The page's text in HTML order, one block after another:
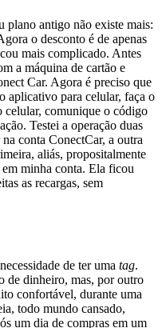
plano antigo não existe mais:
o desconto é de apenas
mais complicado. Antes
a máquina de cartão e
Car. Agora é preciso que
aplicativo para celular, faça o
celular, comunique o código
Testei a operação duas
conta ConectCar, a outra
aliás, propositalmente
minha conta. Ela ficou
as recargas, sem
de ter uma tag.
de dinheiro, mas, por outro
confortável, durante uma
todo mundo cansado,
um dia de compras em um